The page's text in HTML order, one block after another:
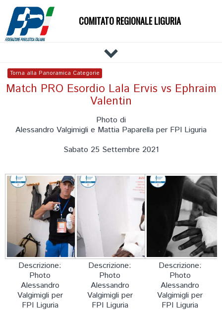
COMITATO REGIONALE LIGURIA
IL COMITATO
DOCUMENTI
NEWS
PALESTRE
TECNICI
EVENTI
AFFILIAZIONE E TESSERAMENTO
CARTE FEDERALI
FORMAZIONE
Torna alla Panoramica Categorie
Match PRO Esordio Lala Ervis vs Ephraim
Valentin
Photo di
Alessandro Valgimigli e Mattia Paparella per FPI Liguria
Sabato 25 Settembre 2021
Descrizione:
Photo
Alessandro
Valgimigli per
FPI Liguria
Descrizione:
Photo
Alessandro
Valgimigli per
FPI Liguria
Descrizione:
Photo
Alessandro
Valgimigli per
FPI Liguria